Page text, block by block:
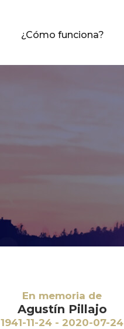
¿Cómo funciona?
En memoria de
Agustín Pillajo
1941-11-24 - 2020-07-24